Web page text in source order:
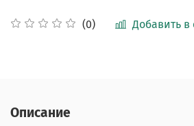
(0) Добавить в
Описание